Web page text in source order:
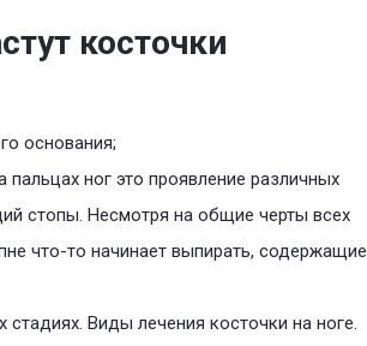
косточки
основания;
ног это проявление различных
стопы. Несмотря на общие черты всех
что-то начинает выпирать, содержащие
Виды лечения косточки на ноге.